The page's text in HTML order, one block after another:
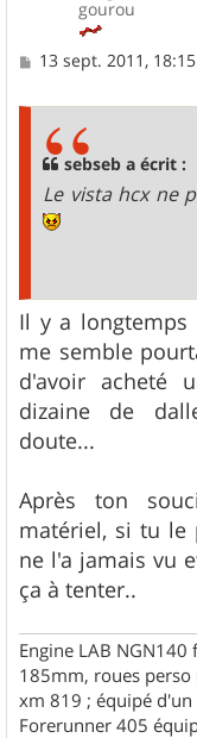
gourou
M13 sept. 2011, 18:15
sebseb a écrit :
Le vista hcx ne
Il y a
me semble
d'avoir acheté
dizaine de
doute...
Après ton
matériel, si tu le
ne l'a jamais vu
ça à tenter..
Engine LAB
185mm, roues perso
xm 819 ; équipé d'un
Forerunner 405